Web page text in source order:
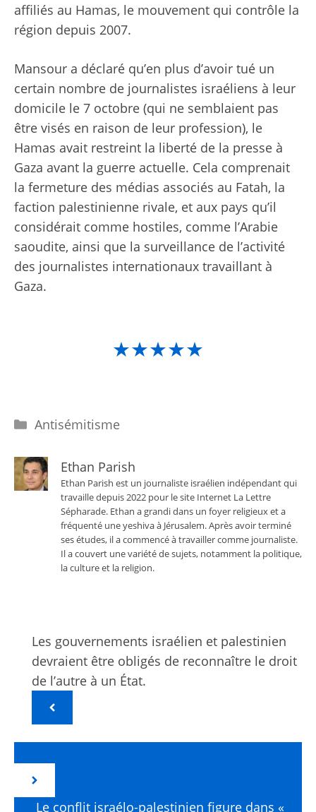
affiliés au Hamas, le mouvement qui contrôle la
région depuis 2007.
Mansour a déclaré qu’en plus d’avoir tué un
certain nombre de journalistes israéliens à leur
domicile le 7 octobre (qui ne semblaient pas
être visés en raison de leur profession), le
Hamas avait restreint la liberté de la presse à
Gaza avant la guerre actuelle. Cela comprenait
la fermeture des médias associés au Fatah, la
faction palestinienne rivale, et aux pays qu’il
considérait comme hostiles, comme l’Arabie
saoudite, ainsi que la surveillance de l’activité
des journalistes internationaux travaillant à
Gaza.
★★★★★
Catégories
Antisémitisme
Ethan Parish
Ethan Parish est un journaliste israélien indépendant qui
travaille depuis 2022 pour le site Internet La Lettre
Sépharade. Ethan a grandi dans un foyer religieux et a
fréquenté une yeshiva à Jérusalem. Après avoir terminé
ses études, il a commencé à travailler comme journaliste.
Il a couvert une variété de sujets, notamment la politique,
la culture et la religion.
Les gouvernements israélien et palestinien
devraient être obligés de reconnaître le droit
de l’autre à un État.
Le conflit israélo-palestinien figure dans «